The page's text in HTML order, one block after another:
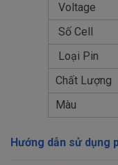
Voltage
Số Cell
Loại Pin
Chất Lượng
Màu
Hướng dẫn sử dụng